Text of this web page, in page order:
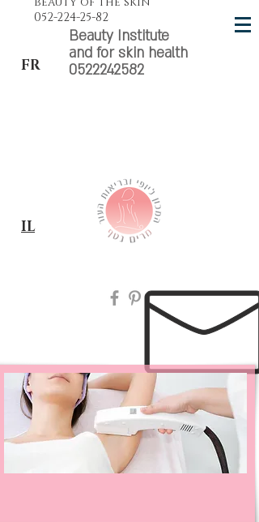
FR
Beauty Institute
and for skin health
0522242582
052-224-25-82
IL